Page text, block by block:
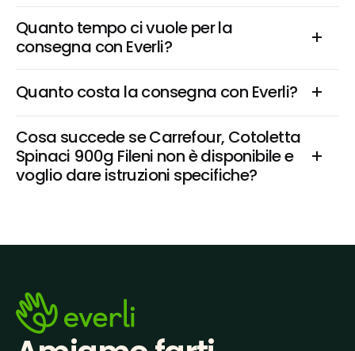
Quanto tempo ci vuole per la
consegna con Everli?
Quanto costa la consegna con Everli?
Cosa succede se Carrefour, Cotoletta
Spinaci 900g Fileni non è disponibile e
voglio dare istruzioni specifiche?